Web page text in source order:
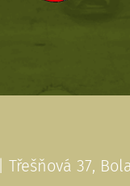
| Třešňová 37,